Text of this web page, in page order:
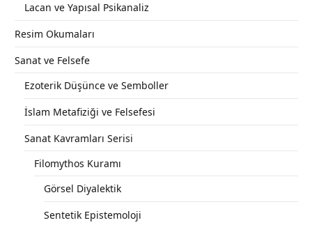
Lacan ve Yapısal Psikanaliz
Resim Okumaları
Sanat ve Felsefe
Ezoterik Düşünce ve Semboller
İslam Metafiziği ve Felsefesi
Sanat Kavramları Serisi
Filomythos Kuramı
Görsel Diyalektik
Sentetik Epistemoloji